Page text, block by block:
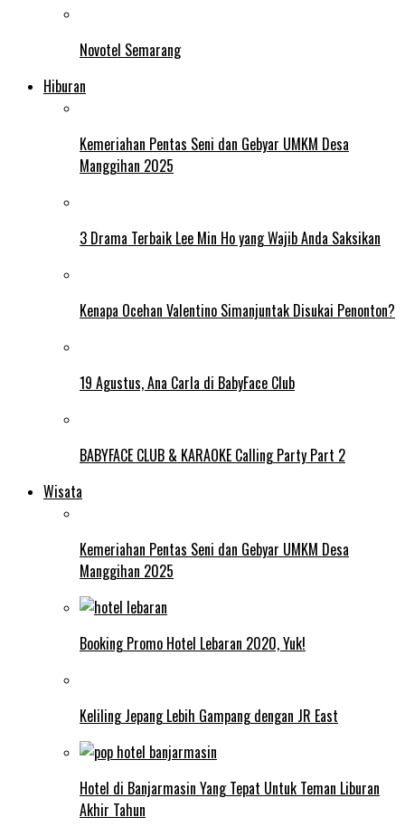
Novotel Semarang
Hiburan
Kemeriahan Pentas Seni dan Gebyar UMKM Desa
Manggihan 2025
3 Drama Terbaik Lee Min Ho yang Wajib Anda Saksikan
Kenapa Ocehan Valentino Simanjuntak Disukai Penonton?
19 Agustus, Ana Carla di BabyFace Club
BABYFACE CLUB & KARAOKE Calling Party Part 2
Wisata
Kemeriahan Pentas Seni dan Gebyar UMKM Desa
Manggihan 2025
Booking Promo Hotel Lebaran 2020, Yuk!
Keliling Jepang Lebih Gampang dengan JR East
Hotel di Banjarmasin Yang Tepat Untuk Teman Liburan
Akhir Tahun